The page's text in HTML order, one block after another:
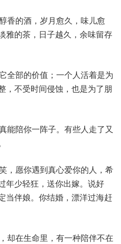
香的酒，岁月愈久，味儿愈
雅的茶，日子越久，余味留存
全部的价值；一个人活着是为
，不受时间侵蚀，也是为了朋
能陪你一阵子。有些人走了又
，愿你遇到真心爱你的人，希
年少轻狂，送你出嫁。说好
当伴娘。你结婚，漂洋过海赶
却在生命里，有一种陪伴不在